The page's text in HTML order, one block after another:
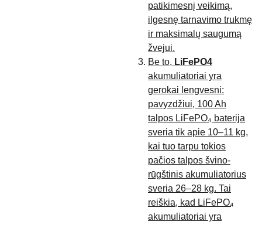
patikimesnį veikimą,
ilgesnę tarnavimo trukmę
ir maksimalų saugumą
žvejui.
Be to, LiFePO4
akumuliatoriai yra
gerokai lengvesni:
pavyzdžiui, 100 Ah
talpos LiFePO₄ baterija
sveria tik apie 10–11 kg,
kai tuo tarpu tokios
pačios talpos švino-
rūgštinis akumuliatorius
sveria 26–28 kg. Tai
reiškia, kad LiFePO₄
akumuliatoriai yra